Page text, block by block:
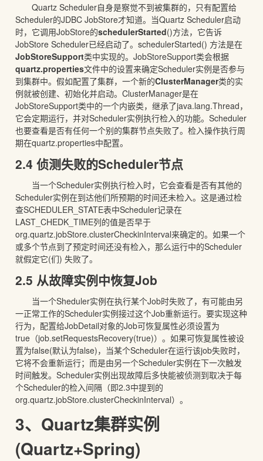
Quartz Scheduler自身是察觉不到被集群的，只有配置给
Scheduler的JDBC JobStore才知道。当Quartz Scheduler启动
时，它调用JobStore的schedulerStarted()方法，它告诉
JobStore Scheduler已经启动了。schedulerStarted() 方法是在
JobStoreSupport类中实现的。JobStoreSupport类会根据
quartz.properties文件中的设置来确定Scheduler实例是否参与
到集群中。假如配置了集群，一个新的ClusterManager类的实
例就被创建、初始化并启动。ClusterManager是在
JobStoreSupport类中的一个内嵌类，继承了java.lang.Thread，
它会定期运行，并对Scheduler实例执行检入的功能。Scheduler
也要查看是否有任何一个别的集群节点失败了。检入操作执行周
期在quartz.properties中配置。
2.4 侦测失败的Scheduler节点
当一个Scheduler实例执行检入时，它会查看是否有其他的
Scheduler实例在到达他们所预期的时间还未检入。这是通过检
查SCHEDULER_STATE表中Scheduler记录在
LAST_CHEDK_TIME列的值是否早于
org.quartz.jobStore.clusterCheckinInterval来确定的。如果一个
或多个节点到了预定时间还没有检入，那么运行中的Scheduler
就假定它(们) 失败了。
2.5 从故障实例中恢复Job
当一个Sheduler实例在执行某个Job时失败了，有可能由另
一正常工作的Scheduler实例接过这个Job重新运行。要实现这种
行为，配置给JobDetail对象的Job可恢复属性必须设置为
true（job.setRequestsRecovery(true)）。如果可恢复属性被设
置为false(默认为false)，当某个Scheduler在运行该job失败时，
它将不会重新运行；而是由另一个Scheduler实例在下一次触发
时间触发。Scheduler实例出现故障后多快能被侦测到取决于每
个Scheduler的检入间隔（即2.3中提到的
org.quartz.jobStore.clusterCheckinInterval）。
3、Quartz集群实例
(Quartz+Spring)